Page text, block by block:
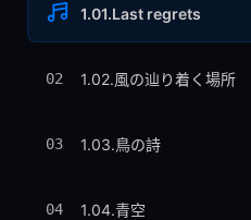
1.01.Last regrets
02 1.02.風の辿り着く場所
03 1.03.鳥の詩
04 1.04.青空